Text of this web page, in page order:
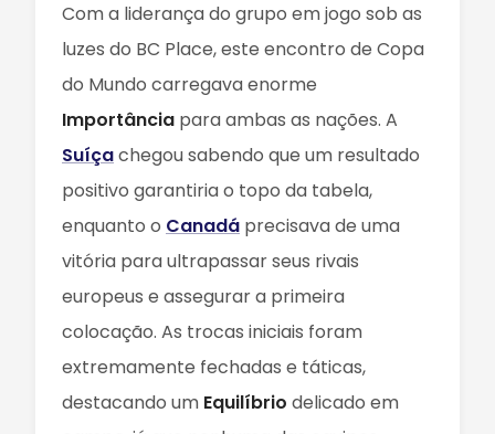
Com a liderança do grupo em jogo sob as
luzes do BC Place, este encontro de Copa
do Mundo carregava enorme
Importância para ambas as nações. A
Suíçachegou sabendo que um resultado
positivo garantiria o topo da tabela,
enquanto o Canadá precisava de uma
vitória para ultrapassar seus rivais
europeus e assegurar a primeira
colocação. As trocas iniciais foram
extremamente fechadas e táticas,
destacando um Equilíbrio delicado em